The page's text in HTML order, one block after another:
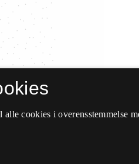
cookies i overensstemmelse